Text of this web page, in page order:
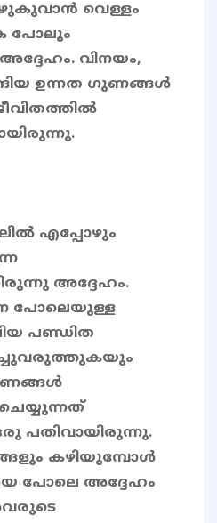
വെള്ളം
പോലും
വിനയം,
ഉന്നത ഗുണങ്ങൾ
എപ്പോഴും
അദ്ദേഹം.
പോലെയുള്ള
പണ്ഡിത
പതിവായിരുന്നു.
കഴിയുമ്പോൾ
പോലെ അദ്ദേഹം